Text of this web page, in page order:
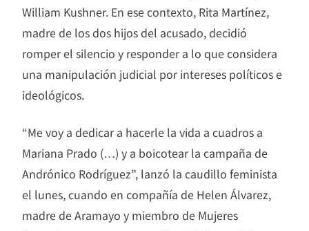
William Kushner. En ese contexto, Rita Martínez,
madre de los dos hijos del acusado, decidió
romper el silencio y responder a lo que considera
una manipulación judicial por intereses políticos e
ideológicos.
“Me voy a dedicar a hacerle la vida a cuadros a
Mariana Prado (…) y a boicotear la campaña de
Andrónico Rodríguez”, lanzó la caudillo feminista
el lunes, cuando en compañía de Helen Álvarez,
madre de Aramayo y miembro de Mujeres